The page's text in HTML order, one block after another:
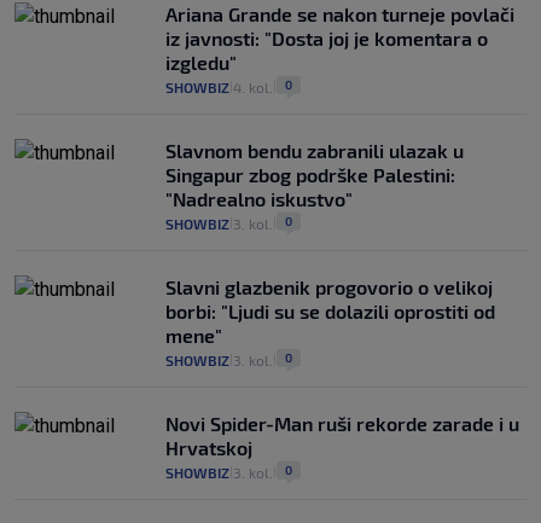
Ariana Grande se nakon turneje povlači
iz javnosti: "Dosta joj je komentara o
izgledu"
SHOWBIZ 4. kol. 0
Slavnom bendu zabranili ulazak u
Singapur zbog podrške Palestini:
"Nadrealno iskustvo"
SHOWBIZ 3. kol. 0
Slavni glazbenik progovorio o velikoj
borbi: "Ljudi su se dolazili oprostiti od
mene"
SHOWBIZ 3. kol. 0
Novi Spider-Man ruši rekorde zarade i u
Hrvatskoj
SHOWBIZ 3. kol. 0